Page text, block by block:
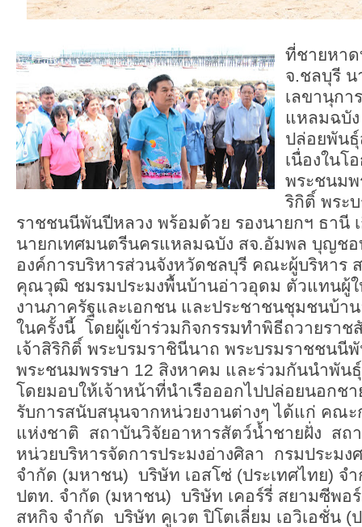
ที่ชายหา
จ.ชลบุรี น
เลขานุกา
แหลมฉบัง
ปล่อยพันธุ์
เนื่องในโ
พระชนมพ
ริกิติ์ พระ
ราชชนนีพันปีหลวง พร้อมด้วย รองนายกฯ ธานี
นายกเทศมนตรีนครแหลมฉบัง สจ.อัมพล บุญชอ
องค์การบริหารส่วนจังหวัดชลบุรี คณะผู้บริหาร
คุณวุฒิ ชมรมประมงพื้นบ้านอ่าวอุดม ตัวแทนผู้
งานภาครัฐและเอกชน และประชาชนชุมชนบ้า
ในครั้งนี้ โดยผู้เข้าร่วมกิจกรรมทำพิธีถวายราช
เจ้าสิริกิติ์ พระบรมราชินีนาถ พระบรมราชชนนี
พระชนมพรรษา 12 สิงหาคม และร่วมกันนำพัน
โดยมอบให้เจ้าหน้าที่นำเรือออกไปปล่อยนอกช
รับการสนับสนุนจากหน่วยงานต่างๆ ได้แก่ คณ
แห่งชาติ สถาบันวิจัยอาหารสัตว์น้ำชายฝั่ง สถ
หน่วยบริหารจัดการประมงอ่างศิลา กรมประม
จำกัด (มหาชน) บริษัท เอสโซ่ (ประเทศไทย)
ปตท. จำกัด (มหาชน) บริษัท เคอร์รี่ สยามซีพ
สหกิจ จำกัด บริษัท คูเวต ปิโตเลี่ยม เอวิเอชั่น (